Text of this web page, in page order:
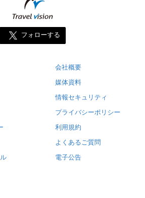
フォローする
会社概要
媒体資料
情報セキュリティ
プライバシーポリシー
利用規約
よくあるご質問
電子公告